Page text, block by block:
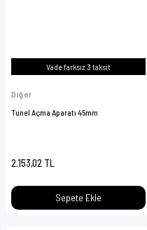
Vade farksız 3 taksit
Diğer
Tunel Açma Aparatı 45mm
2.153,02 TL
Sepete Ekle